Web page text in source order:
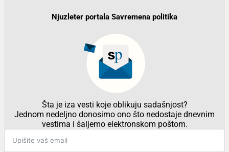
Njuzleter portala Savremena politika
Šta je iza vesti koje oblikuju sadašnjost?
Jednom nedeljno donosimo ono što nedostaje dnevnim
vestima i šaljemo elektronskom poštom.